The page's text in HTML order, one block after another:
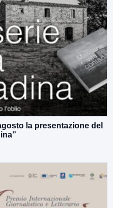
la presentazione del